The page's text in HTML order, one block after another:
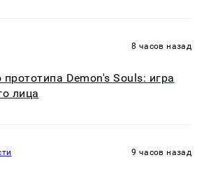
8 часов назад
Demon's Souls: игра
лица
9 часов назад